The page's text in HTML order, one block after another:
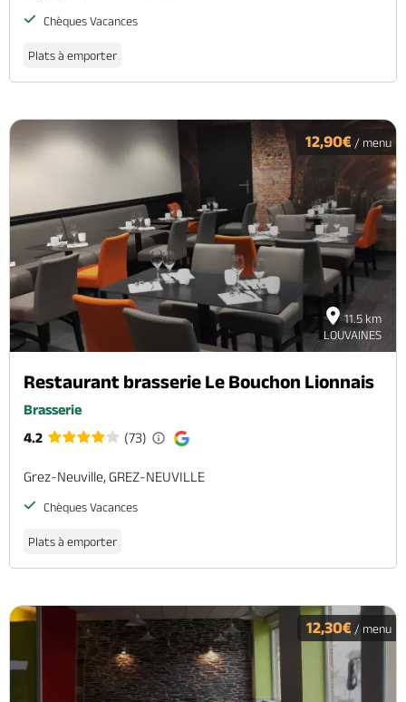
Chèques Vacances
Plats à emporter
11.5 km
LOUVAINES
12,90€ / menu
Restaurant brasserie Le Bouchon Lionnais
Brasserie
4.2
(73)
Grez-Neuville, GREZ-NEUVILLE
Chèques Vacances
Plats à emporter
12,30€ / menu